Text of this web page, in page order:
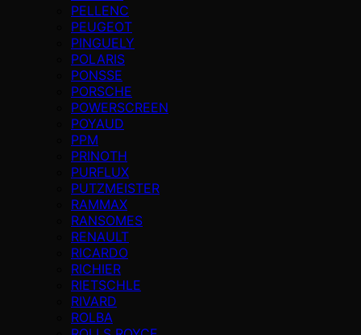
PELLENC
PEUGEOT
PINGUELY
POLARIS
PONSSE
PORSCHE
POWERSCREEN
POYAUD
PPM
PRINOTH
PURFLUX
PUTZMEISTER
RAMMAX
RANSOMES
RENAULT
RICARDO
RICHIER
RIETSCHLE
RIVARD
ROLBA